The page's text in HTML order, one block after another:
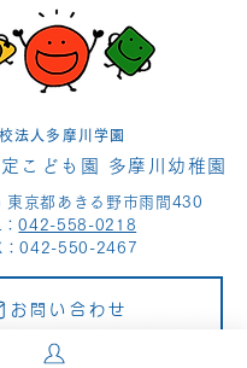
法人多摩川学園
こども園 多摩川幼稚園
京都あきる野市雨間430
042-558-0218
：042-550-2467
お問い合わせ